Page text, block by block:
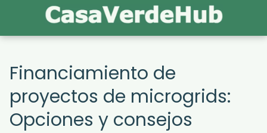
Financiamiento de
proyectos de microgrids:
Opciones y consejos